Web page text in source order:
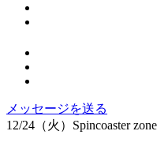
メッセージを送る
12/24（火）Spincoaster